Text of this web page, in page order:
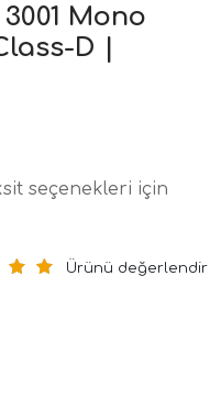
Mono
D |
seçenekleri için
Ürünü değerlendir